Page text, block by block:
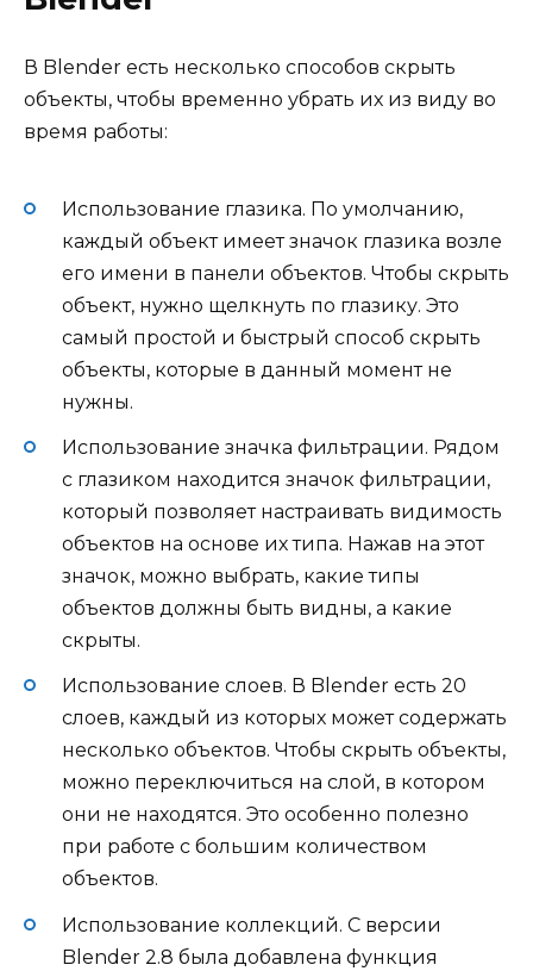
В Blender есть несколько способов скрыть
объекты, чтобы временно убрать их из виду во
время работы:
Использование глазика. По умолчанию,
каждый объект имеет значок глазика возле
его имени в панели объектов. Чтобы скрыть
объект, нужно щелкнуть по глазику. Это
самый простой и быстрый способ скрыть
объекты, которые в данный момент не
нужны.
Использование значка фильтрации. Рядом
с глазиком находится значок фильтрации,
который позволяет настраивать видимость
объектов на основе их типа. Нажав на этот
значок, можно выбрать, какие типы
объектов должны быть видны, а какие
скрыты.
Использование слоев. В Blender есть 20
слоев, каждый из которых может содержать
несколько объектов. Чтобы скрыть объекты,
можно переключиться на слой, в котором
они не находятся. Это особенно полезно
при работе с большим количеством
объектов.
Использование коллекций. С версии
Blender 2.8 была добавлена функция